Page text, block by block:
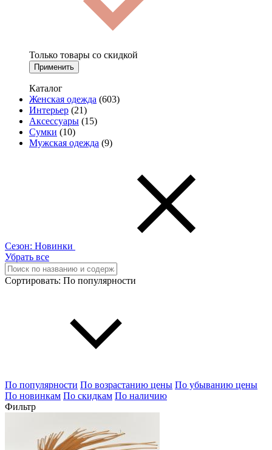
Только товары со скидкой
Применить
Каталог
Женская одежда (603)
Интерьер (21)
Аксессуары (15)
Сумки (10)
Мужская одежда (9)
Сезон: Новинки
Убрать все
Сортировать: По популярности
По популярности По возрастанию цены По убыванию цены
По новинкам По скидкам По наличию
Фильтр